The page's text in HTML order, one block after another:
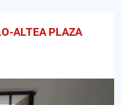
ALTEA PLAZA